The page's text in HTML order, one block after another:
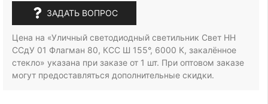
ЗАДАТЬ ВОПРОС
Цена на «Уличный светодиодный светильник Свет НН
ССдУ 01 Флагман 80, КСС Ш 155°, 6000 К, закалённое
стекло» указана при заказе от 1 шт. При оптовом заказе
могут предоставляться дополнительные скидки.